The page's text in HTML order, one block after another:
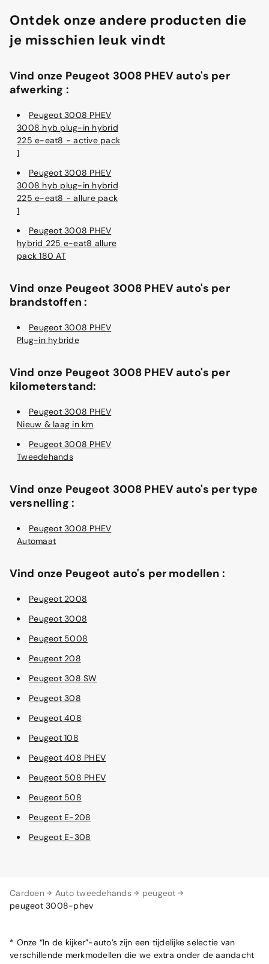
Cardoen Auto tweedehands
peugeot
peugeot 3008-phev
Ontdek onze andere producten die
je misschien leuk vindt
Vind onze Peugeot 3008 PHEV auto's per
afwerking :
Peugeot 3008 PHEV
3008 hyb plug-in hybrid
225 e-eat8 - active pack
1
Peugeot 3008 PHEV
3008 hyb plug-in hybrid
225 e-eat8 - allure pack
1
Peugeot 3008 PHEV
hybrid 225 e-eat8 allure
pack 180 AT
Vind onze Peugeot 3008 PHEV auto's per
brandstoffen :
Peugeot 3008 PHEV
Plug-in hybride
Vind onze Peugeot 3008 PHEV auto's per
kilometerstand:
Peugeot 3008 PHEV
Nieuw & laag in km
Peugeot 3008 PHEV
Tweedehands
Vind onze Peugeot 3008 PHEV auto's per type
versnelling :
Peugeot 3008 PHEV
Automaat
Vind onze Peugeot auto's per modellen :
Peugeot 2008
Peugeot 3008
Peugeot 5008
Peugeot 208
Peugeot 308 SW
Peugeot 308
Peugeot 408
Peugeot 108
Peugeot 408 PHEV
Peugeot 508 PHEV
Peugeot 508
Peugeot E-208
Peugeot E-308
* Onze “In de kijker”-auto’s zijn een tijdelijke selectie van
verschillende merkmodellen die we extra onder de aandacht